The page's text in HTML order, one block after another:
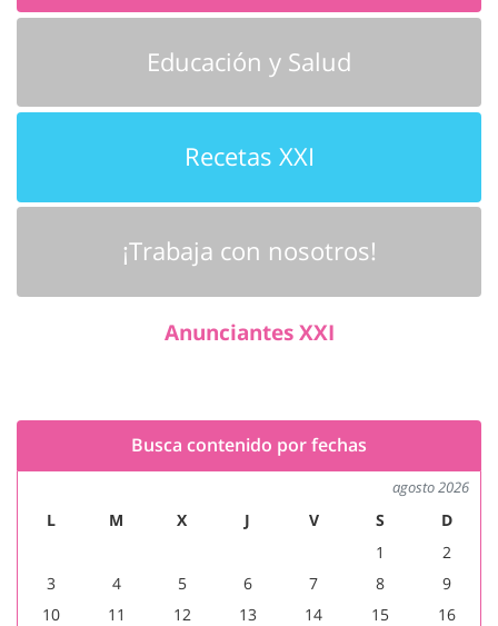
Educación y Salud
Recetas XXI
¡Trabaja con nosotros!
Anunciantes XXI
Busca contenido por fechas
agosto 2026
L M X J V S
D
1
2
3
4 5 6 7 8
9
10
11 12 13 14 15
16